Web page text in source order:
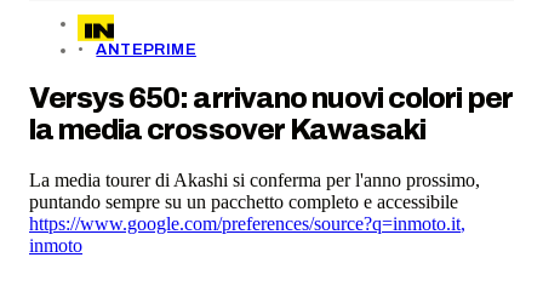
ANTEPRIME
Versys 650: arrivano nuovi colori per
la media crossover Kawasaki
La media tourer di Akashi si conferma per l'anno prossimo,
puntando sempre su un pacchetto completo e accessibile
https://www.google.com/preferences/source?q=inmoto.it,
inmoto